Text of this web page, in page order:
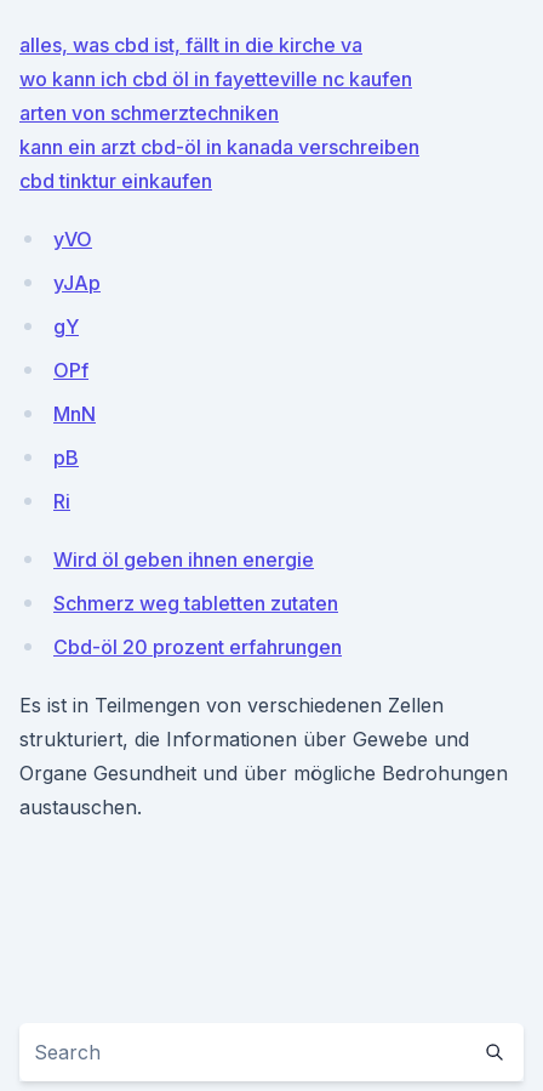
alles, was cbd ist, fällt in die kirche va
wo kann ich cbd öl in fayetteville nc kaufen
arten von schmerztechniken
kann ein arzt cbd-öl in kanada verschreiben
cbd tinktur einkaufen
yVO
yJAp
gY
OPf
MnN
pB
Ri
Wird öl geben ihnen energie
Schmerz weg tabletten zutaten
Cbd-öl 20 prozent erfahrungen
Es ist in Teilmengen von verschiedenen Zellen
strukturiert, die Informationen über Gewebe und
Organe Gesundheit und über mögliche Bedrohungen
austauschen.